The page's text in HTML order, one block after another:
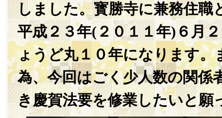
しました。寳勝寺に兼務住職
平成２３年(２０１１年)６月
ょうど丸１０年になります。
為、今回はごく少人数の関係
き慶賀法要を修業したいと願